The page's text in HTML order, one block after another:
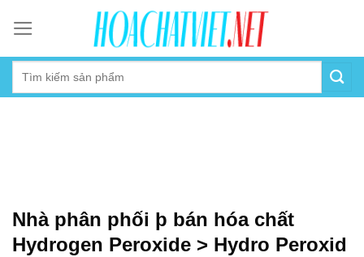
content
Nhà phân phối þ bán hóa chất
Hydrogen Peroxide > Hydro Peroxid